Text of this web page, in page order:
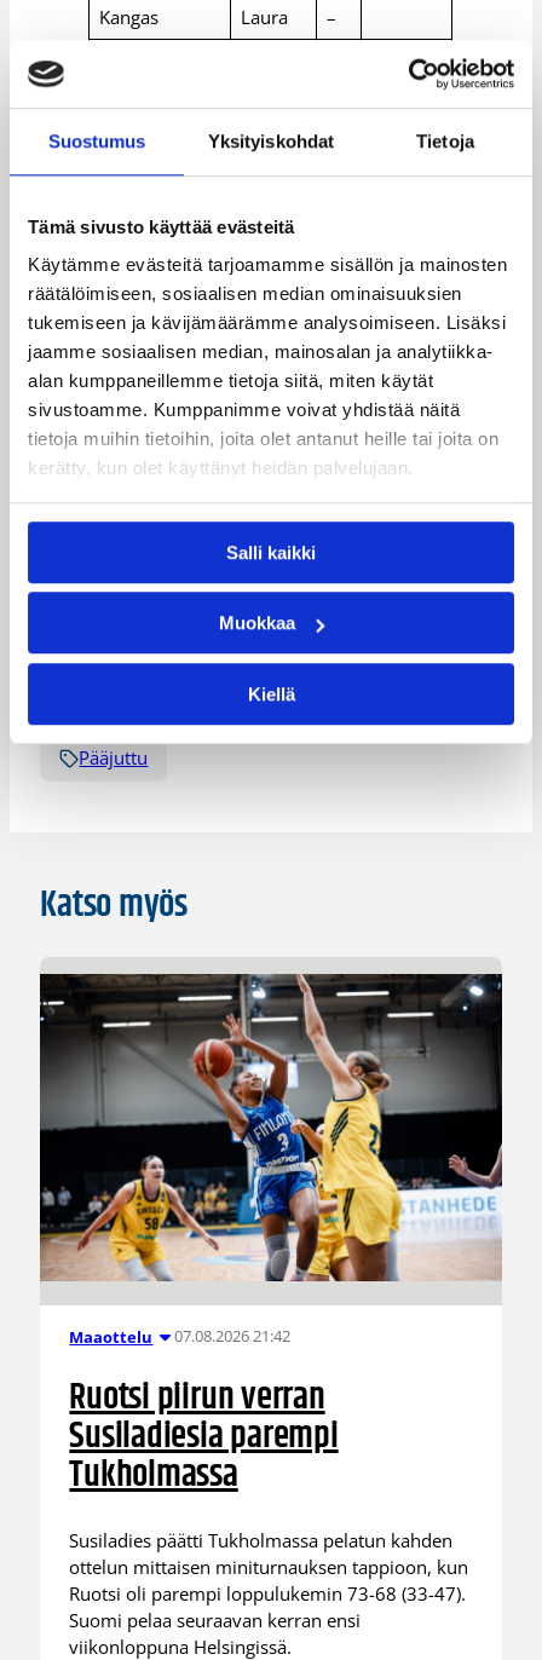
Suostumus Yksityiskohdat Tietoja
Tämä sivusto käyttää evästeitä
Käytämme evästeitä tarjoamamme sisällön ja mainosten
räätälöimiseen, sosiaalisen median ominaisuuksien
tukemiseen ja kävijämäärämme analysoimiseen. Lisäksi
jaamme sosiaalisen median, mainosalan ja analytiikka-
alan kumppaneillemme tietoja siitä, miten käytät
sivustoamme. Kumppanimme voivat yhdistää näitä
tietoja muihin tietoihin, joita olet antanut heille tai joita on
kerätty, kun olet käyttänyt heidän palvelujaan.
Salli kaikki
Muokkaa
Kiellä
Kangas Laura
–
Vilkas
Anna
–
Hauvonen
Laura –
Päivitetty29.05.2003
Henkilöt
Eero Neva Harri Jokela
Jari Vanttaja
Jesper Blomster
Laura Kangas
Lea Hakala
Pekka Eklund
Piitu Venhola
Viljami Vanjoki
Pääjuttu
Katso myös
Maaottelu 07.08.2026 21:42
Ruotsi piirun verran
Susiladiesia parempi
Tukholmassa
Susiladies päätti Tukholmassa pelatun kahden
ottelun mittaisen miniturnauksen tappioon, kun
Ruotsi oli parempi loppulukemin 73-68 (33-47).
Suomi pelaa seuraavan kerran ensi
viikonloppuna Helsingissä.